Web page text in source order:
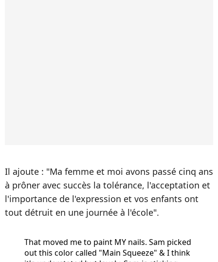
Il ajoute : "Ma femme et moi avons passé cinq ans
à prôner avec succès la tolérance, l'acceptation et
l'importance de l'expression et vos enfants ont
tout détruit en une journée à l'école".
That moved me to paint MY nails. Sam picked
out this color called "Main Squeeze" & I think